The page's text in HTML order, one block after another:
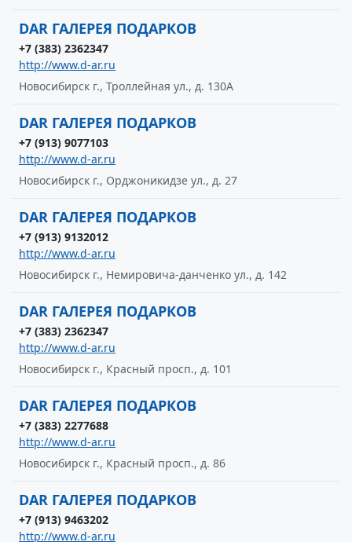
DAR ГАЛЕРЕЯ ПОДАРКОВ
+7 (383) 2362347
http://www.d-ar.ru
Новосибирск г., Троллейная ул., д. 130А
DAR ГАЛЕРЕЯ ПОДАРКОВ
+7 (913) 9077103
http://www.d-ar.ru
Новосибирск г., Орджоникидзе ул., д. 27
DAR ГАЛЕРЕЯ ПОДАРКОВ
+7 (913) 9132012
http://www.d-ar.ru
Новосибирск г., Немировича-данченко ул., д. 142
DAR ГАЛЕРЕЯ ПОДАРКОВ
+7 (383) 2362347
http://www.d-ar.ru
Новосибирск г., Красный просп., д. 101
DAR ГАЛЕРЕЯ ПОДАРКОВ
+7 (383) 2277688
http://www.d-ar.ru
Новосибирск г., Красный просп., д. 86
DAR ГАЛЕРЕЯ ПОДАРКОВ
+7 (913) 9463202
http://www.d-ar.ru